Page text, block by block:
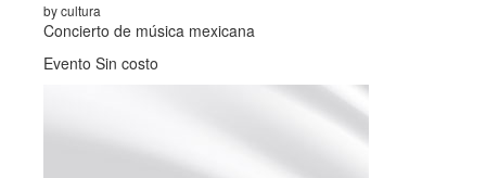
by cultura
Concierto de música mexicana
Evento Sin costo